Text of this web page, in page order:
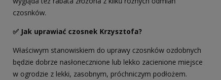
czosnków.
✅ Jak uprawiać czosnek Krzysztofa?
Właściwym stanowiskiem do uprawy czosnków ozdobnych
będzie dobrze nasłonecznione lub lekko zacienione miejsce
w ogrodzie z lekki, zasobnym, próchniczym podłożem.